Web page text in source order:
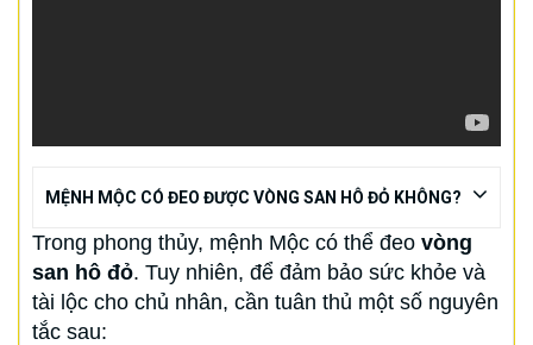
MỆNH MỘC CÓ ĐEO ĐƯỢC VÒNG SAN HÔ ĐỎ KHÔNG?
Trong phong thủy, mệnh Mộc có thể đeo vòng
san hô đỏ. Tuy nhiên, để đảm bảo sức khỏe và
tài lộc cho chủ nhân, cần tuân thủ một số nguyên
tắc sau: